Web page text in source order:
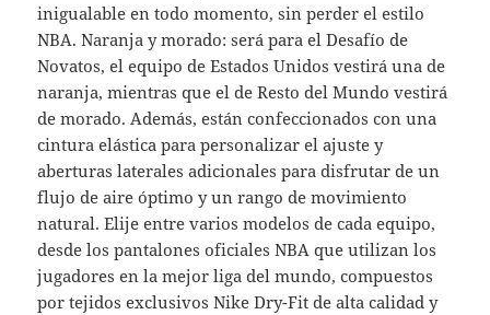
inigualable en todo momento, sin perder el estilo
NBA. Naranja y morado: será para el Desafío de
Novatos, el equipo de Estados Unidos vestirá una de
naranja, mientras que el de Resto del Mundo vestirá
de morado. Además, están confeccionados con una
cintura elástica para personalizar el ajuste y
aberturas laterales adicionales para disfrutar de un
flujo de aire óptimo y un rango de movimiento
natural. Elije entre varios modelos de cada equipo,
desde los pantalones oficiales NBA que utilizan los
jugadores en la mejor liga del mundo, compuestos
por tejidos exclusivos Nike Dry-Fit de alta calidad y